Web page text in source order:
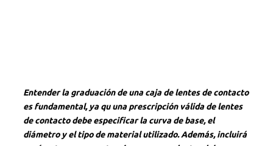
Entender la graduación de una caja de lentes de contacto
es fundamental, ya qu una prescripción válida de lentes
de contacto debe especificar la curva de base, el
diámetro y el tipo de material utilizado. Además, incluirá